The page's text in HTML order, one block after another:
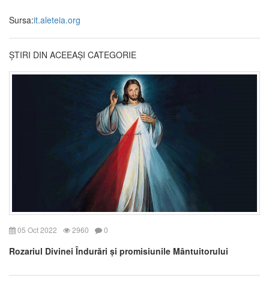
Sursa:it.aleteia.org
ȘTIRI DIN ACEEAȘI CATEGORIE
05 Oct 2022 2960 0
Rozariul Divinei Îndurări și promisiunile Mântuitorului